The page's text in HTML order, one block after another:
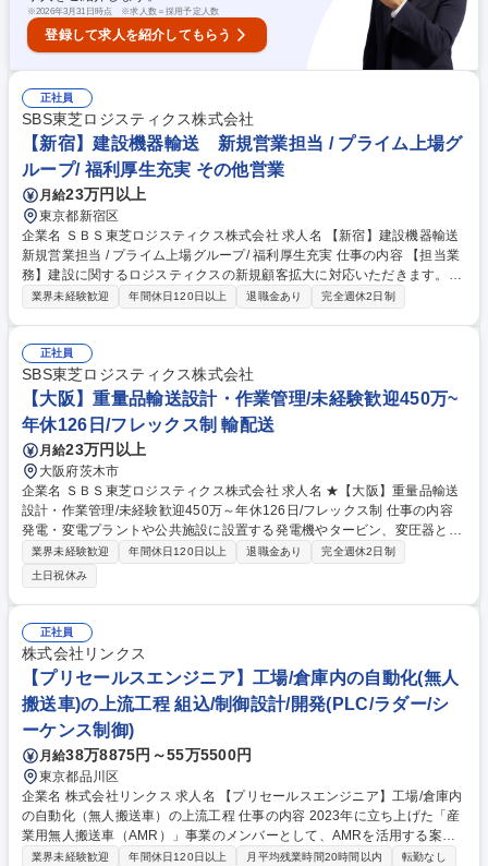
※2026年3月31日時点 ※求人数＝採用予定人数
登録して求人を紹介してもらう
正社員
SBS東芝ロジスティクス株式会社
【新宿】建設機器輸送 新規営業担当 / プライム上場グ
ループ/ 福利厚生充実 その他営業
月給23万円以上
東京都新宿区
企業名 ＳＢＳ東芝ロジスティクス株式会社 求人名 【新宿】建設機器輸送
新規営業担当 / プライム上場グループ/ 福利厚生充実 仕事の内容 【担当業
務】建設に関するロジスティクスの新規顧客拡大に対応いただきます。発
電機や変圧器等の重量品を取り扱うことで培ってきたノウハウを、建設と
します。 【職務詳細】建設現場で使用する資機材、機器等の輸送や搬入を
請け負うにあたり、全国の建設案件を元に、建設会社、商社、サプライヤ
ーを訪問。VOCの収集・分析。現地調査や輸送会社、関係各所と調整の
上、お客様へ提案。 ※変更の範囲：会社の指定する業務 募集職種 【新
宿】建設機器輸送 新規営業担当 / プライム上場グループ/ 福利厚生充実
業界未経験歓迎 年間休日120日以上 退職金あり 完全週休2日制
正社員
SBS東芝ロジスティクス株式会社
【大阪】重量品輸送設計・作業管理/未経験歓迎450万~
年休126日/フレックス制 輸配送
月給23万円以上
大阪府茨木市
企業名 ＳＢＳ東芝ロジスティクス株式会社 求人名 ★【大阪】重量品輸送
設計・作業管理/未経験歓迎450万～年休126日/フレックス制 仕事の内容
発電・変電プラントや公共施設に設置する発電機やタービン、変圧器とい
ったインデント品(重量品)の輸送・搬入・据付の現場管理をお任せしま
す。 ※建物の改変を伴う業務は含みません 【具体的には】 ■設置場所(サ
イト)までの輸送・搬入・据付計画の概略検討。輸送手段や輸送ルート、
必要な機材の選定■輸送ルート上の障害となる箇所の確認。委託会社から
上がるデータの評価■スケジュール、輸送ルート、車両走行軌跡、作業方
法等を示した搬入計画書作成■作業前会議（デザインレビュー）：輸送・
搬入・据付に関わる人員計画及び安全管理説明■輸送・搬入・据付作業の
現場指導と安全管理 募集職種 ★【大阪】重量品輸送設計・作業管理/未経
験歓迎450万～年休126日/フレックス制
業界未経験歓迎 年間休日120日以上 退職金あり
完全週休2日制
土日祝休み
正社員
株式会社リンクス
【プリセールスエンジニア】工場/倉庫内の自動化(無人
搬送車)の上流工程 組込/制御設計/開発(PLC/ラダー/シ
ーケンス制御)
月給38万8875円～55万5500円
東京都品川区
企業名 株式会社リンクス 求人名 【プリセールスエンジニア】工場/倉庫内
の自動化（無人搬送車）の上流工程 仕事の内容 2023年に立ち上げた「産
業用無人搬送車（AMR）」事業のメンバーとして、AMRを活用する案件
の、要件定義、仕様策定、プロジェクト推進、現地導入までを手掛けるポ
業界未経験歓迎 年間休日120日以上 月平均残業時間20時間以内
転勤なし